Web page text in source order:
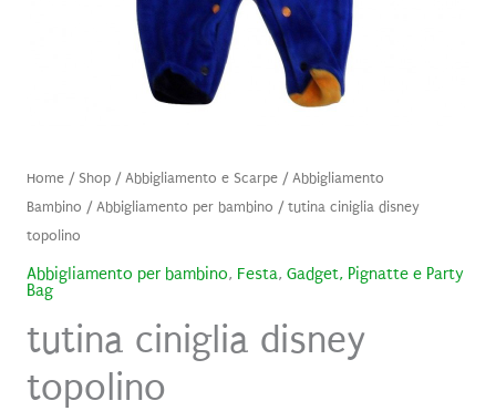
Home/ Shop/Abbigliamento e Scarpe/Abbigliamento
Bambino /Abbigliamento per bambino / tutina ciniglia disney
topolino
Abbigliamento per bambino, Festa, Gadget, Pignatte e Party
Bag
tutina ciniglia disney
topolino